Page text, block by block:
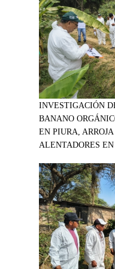
INVESTIGACIÓN
BANANO
EN PIURA,
ALENTADORES